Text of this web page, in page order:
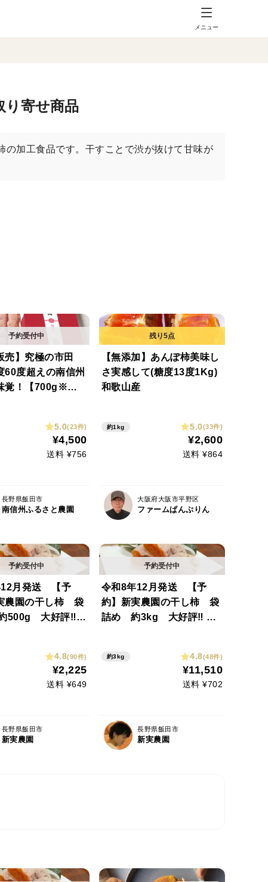
メニュー
り寄せ商品
加工食品です。干すことで渋が抜けて甘味が
売】究極の市田
60度超えの南信州
覚！【700g※贈
注※北海道･九州
届先の方専用※
5.0(23件)
¥4,500
送料 ¥756
長野県飯田市
南信州ふるさと農園
【無添加】あんぽ柿美味し
さ実感して(糖度13度1Kg)
和歌山産
約1kg 5.0(33件)
¥2,600
送料 ¥864
大阪府大阪市平野区
ファームぱんぷりん
12月発送 【予
農園の干し柿 袋
500g 大好評‼️
4.8(90件)
¥2,225
送料 ¥649
長野県飯田市
新実農園
令和8年12月発送 【予
約】新実農園の干し柿 袋
詰め 約3kg 大好評‼️ 数
約3kg 4.8(48件)
¥11,510
送料 ¥702
長野県飯田市
新実農園